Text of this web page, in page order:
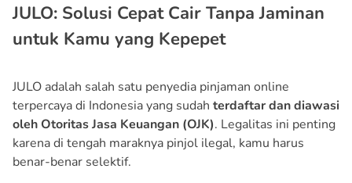
JULO: Solusi Cepat Cair Tanpa Jaminan
untuk Kamu yang Kepepet
JULO adalah salah satu penyedia pinjaman online
terpercaya di Indonesia yang sudah terdaftar dan diawasi
oleh Otoritas Jasa Keuangan (OJK). Legalitas ini penting
karena di tengah maraknya pinjol ilegal, kamu harus
benar-benar selektif.